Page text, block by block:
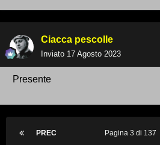
Ciacca pescolle
Inviato 17 Agosto 2023
Presente
PREC Pagina 3 di 137